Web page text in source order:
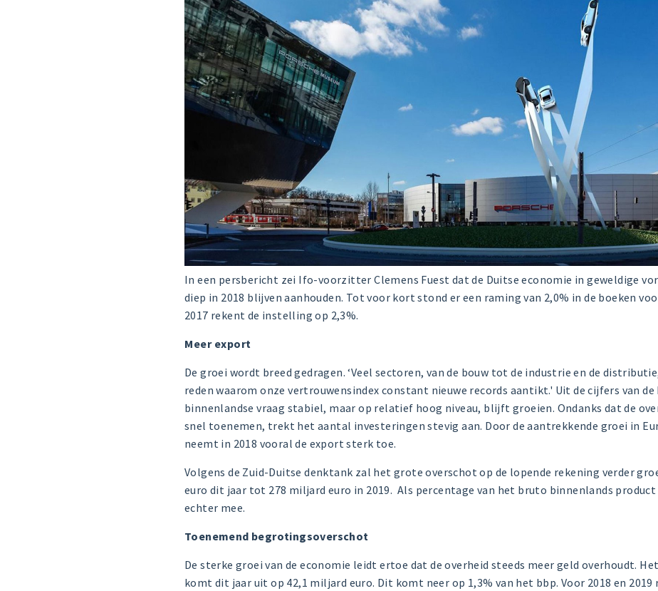
In een persbericht zei Ifo-voorzitter Clemens Fuest dat de Duitse economie in geweldige
diep in 2018 blijven aanhouden. Tot voor kort stond er een raming van 2,0% in de boeken
2017 rekent de instelling op 2,3%.
Meer export
De groei wordt breed gedragen. ‘Veel sectoren, van de bouw tot de industrie en de
reden waarom onze vertrouwensindex constant nieuwe records aantikt.' Uit de cijfers van de
binnenlandse vraag stabiel, maar op relatief hoog niveau, blijft groeien. Ondanks dat de
snel toenemen, trekt het aantal investeringen stevig aan. Door de aantrekkende groei in
neemt in 2018 vooral de export sterk toe.
Volgens de Zuid-Duitse denktank zal het grote overschot op de lopende rekening verder
euro dit jaar tot 278 miljard euro in 2019. Als percentage van het bruto binnenlands
echter mee.
Toenemend begrotingsoverschot
De sterke groei van de economie leidt ertoe dat de overheid steeds meer geld overhoudt.
komt dit jaar uit op 42,1 miljard euro. Dit komt neer op 1,3% van het bbp. Voor 2018 en